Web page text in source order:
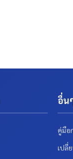
อื่น
คู่มือ
เปลี่